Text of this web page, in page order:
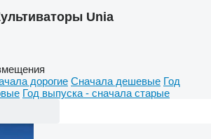
Unia
дорогие Сначала дешевые Год
Год выпуска - сначала старые